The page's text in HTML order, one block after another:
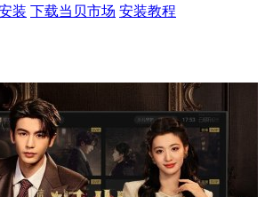
装 下载当贝市场 安装教程